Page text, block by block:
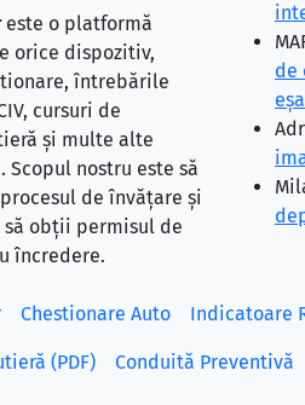
este o platformă
orice dispozitiv,
întrebările
cursuri de
și multe alte
Scopul nostru este să
de învățare și
să obții permisul de
încredere.
de
Chestionare Auto Indicatoare
(PDF) Conduită Preventivă